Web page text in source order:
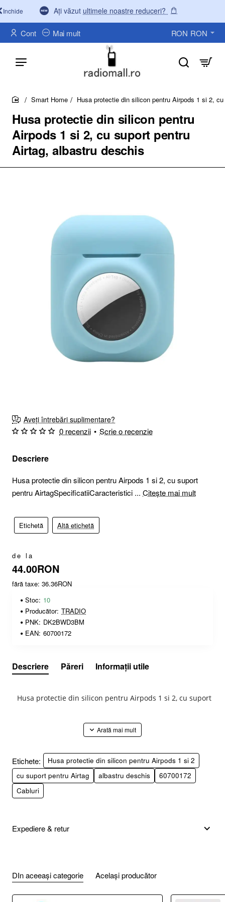
Ați văzut ultimele noastre reduceri?
Inchide
Cont Mai mult RON RON
Husa protectie din silicon pentru
Airpods 1 si 2, cu suport pentru
Airtag, albastru deschis
home
Smart Home Husa protectie din silicon pentru Airpods 1 si 2,
Aveți întrebări suplimentare?
Descriere
Husa protectie din silicon pentru Airpods 1 si 2, cu suport
pentru AirtagSpecificatiiCaracteristici ... Citește mai mult
Etichetă Altă etichetă
0 recenzii • Scrie o recenzie
de la
44.00RON
fără taxe: 36.36RON
Stoc: 10
Producător: TRADIO
PNK: DK2BWD3BM
EAN: 60700172
Descriere Păreri Informații utile
Husa protectie din silicon pentru Airpods 1 si 2, cu suport
CARACTERISTICI GENERALE
Destinat pentru
Tip husa
Etichete:
Husa protectie din silicon pentru Airpods 1 si 2
cu suport pentru Airtag
albastru deschis
60700172
Cabluri
Expediere & retur
DIn aceeași categorie Același producător